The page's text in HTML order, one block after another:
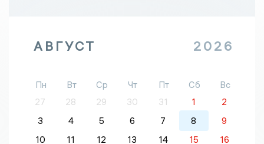
АВГУСТ 2026
Пн Вт Ср Чт Пт Сб
Вс
27
28 29 30 31 1
2
3
4 5 6 7 8
9
10
11 12 13 14 15
16